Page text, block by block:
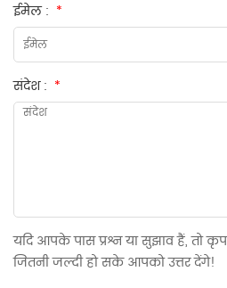
ईमेल : *
संदेश : *
यदि आपके पास प्रश्न या सुझाव हैं, तो
जितनी जल्दी हो सके आपको उत्तर देंगे!